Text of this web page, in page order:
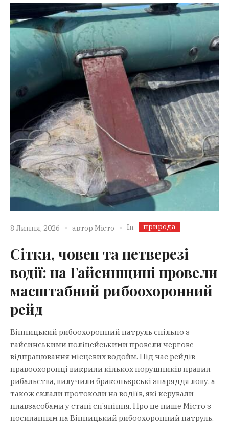
8 Липня, 2026 автор Місто In природа
Сітки, човен та нетверезі
водії: на Гайсинщині провели
масштабний рибоохоронний
рейд
Вінницький рибоохоронний патруль спільно з
гайсинськими поліцейськими провели чергове
відпрацювання місцевих водойм. Під час рейдів
правоохоронці викрили кількох порушників правил
рибальства, вилучили браконьєрські знаряддя лову, а
також склали протоколи на водіїв, які керували
плавзасобами у стані сп’яніння. Про це пише Місто з
посиланням на Вінницький рибоохоронний патруль.